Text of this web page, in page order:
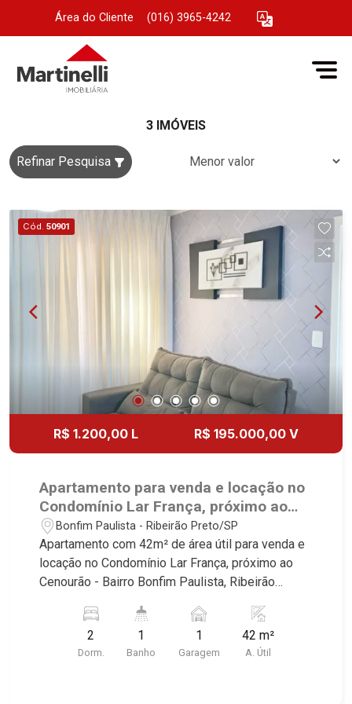
Área do Cliente (016) 3965-4242
3 IMÓVEIS
Refinar Pesquisa
Cód. 50901
R$ 1.200,00 L R$ 195.000,00 V
Apartamento para venda e locação no
Condomínio Lar França, próximo ao
Cenourão - Ribeirão Preto/SP.
Bonfim Paulista - Ribeirão Preto/SP
Apartamento com 42m² de área útil para venda e
locação no Condomínio Lar França, próximo ao
Cenourão - Bairro Bonfim Paulista, Ribeirão
imóvel que a Martinelli Imobiliária selecionou
para você: - 42m² de área útil - 2 dormitórios com
armários e ar-condicionado - Banheiro social -
2
Dorm.
1
Banho
1
Garagem
42 m²
A. Útil